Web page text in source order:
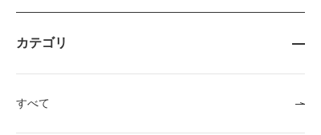
カテゴリ
すべて